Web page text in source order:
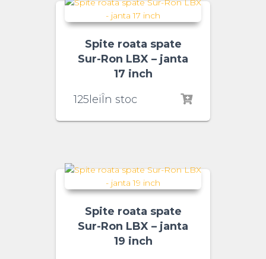
Spite roata spate
Sur-Ron LBX – janta
17 inch
125leiÎn stoc
Spite roata spate
Sur-Ron LBX – janta
19 inch